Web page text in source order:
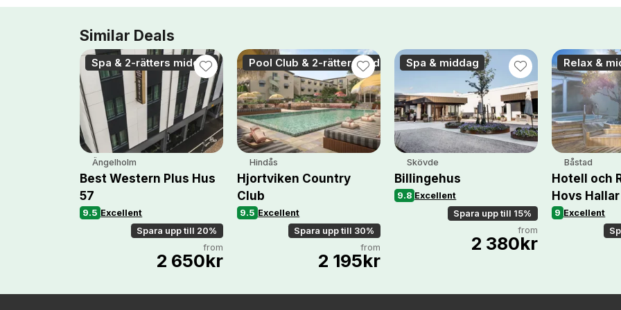
Similar Deals
Spa & 2-rätters middag
Ängelholm
Best Western Plus Hus
57
9.5 Excellent
Spara upp till 20%
from
2 650kr
Pool Club & 2-rätters middag
Hindås
Hjortviken Country
Club
9.5 Excellent
Spara upp till 30%
from
2 195kr
Spa & middag
Skövde
Billingehus
9.8 Excellent
Spara upp till 15%
from
2 380kr
Relax &
Båstad
Hotell och
Hovs Hallar
9 Excellent